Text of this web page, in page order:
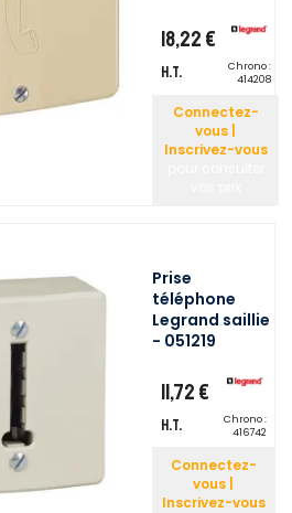
18,22 €
H.T.
Chrono :
414208
Connectez-
vous |
Inscrivez-vous
Prise
téléphone
Legrand saillie
- 051219
11,72 €
H.T.
Chrono :
416742
Connectez-
vous |
Inscrivez-vous